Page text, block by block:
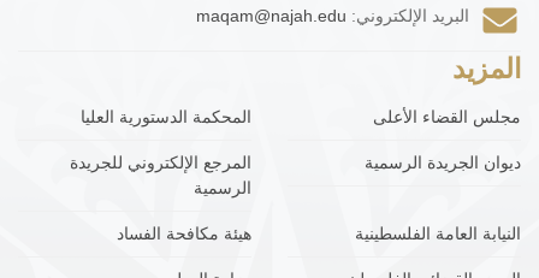
البريد الإلكتروني: maqam@najah.edu
المزيد
مجلس القضاء الأعلى المحكمة الدستورية العليا
ديوان الجريدة الرسمية
المرجع الإلكتروني للجريدة
الرسمية
النيابة العامة الفلسطينية هيئة مكافحة الفساد